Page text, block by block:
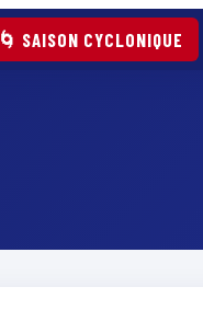
🌀 SAISON CYCLONIQUE